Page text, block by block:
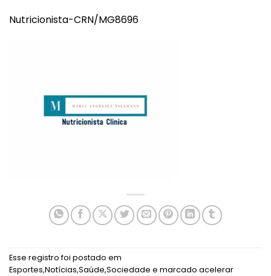
Nutricionista-CRN/MG8696
Esse registro foi postado em
Esportes,Notícias,Saúde,Sociedade e marcado acelerar